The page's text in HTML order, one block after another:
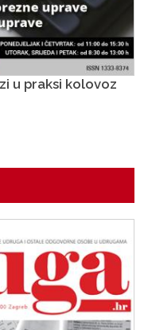
u praksi kolovoz